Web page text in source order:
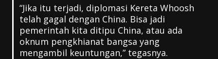
“Jika itu terjadi, diplomasi Kereta Whoosh
telah gagal dengan China. Bisa jadi
pemerintah kita ditipu China, atau ada
oknum pengkhianat bangsa yang
mengambil keuntungan,” tegasnya.